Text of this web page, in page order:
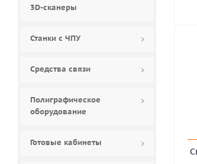
3D-сканеры
Станки с ЧПУ
Средства связи
Полиграфическое
оборудование
Готовые кабинеты